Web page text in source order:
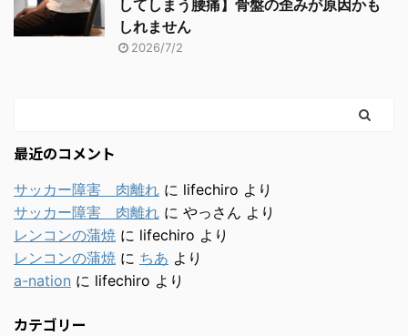
してしまう腰痛】骨盤の歪みが原因かも
しれません
2026/7/2
最近のコメント
サッカー障害 肉離れ に lifechiro より
サッカー障害 肉離れ に やっさん より
レンコンの蒲焼 に lifechiro より
レンコンの蒲焼 に ちあ より
a-nation に lifechiro より
カテゴリー